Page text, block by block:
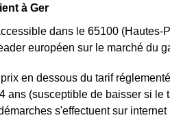
à Ger
dans le 65100
européen sur le marché du
en dessous du tarif
ans (susceptible de baisser si le
s'effectuent sur internet